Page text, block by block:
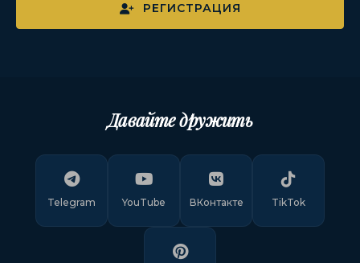
РЕГИСТРАЦИЯ
Давайте дружить
Telegram YouTube ВКонтакте TikTok